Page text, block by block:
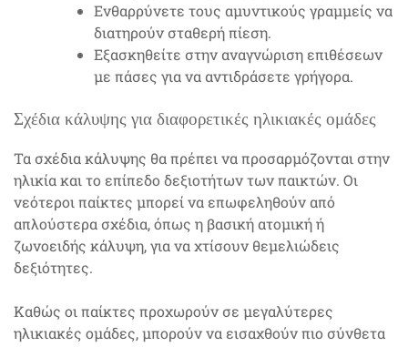
Ενθαρρύνετε τους αμυντικούς γραμμείς να
διατηρούν σταθερή πίεση.
Εξασκηθείτε στην αναγνώριση επιθέσεων
με πάσες για να αντιδράσετε γρήγορα.
Σχέδια κάλυψης για διαφορετικές ηλικιακές ομάδες
Τα σχέδια κάλυψης θα πρέπει να προσαρμόζονται στην
ηλικία και το επίπεδο δεξιοτήτων των παικτών. Οι
νεότεροι παίκτες μπορεί να επωφεληθούν από
απλούστερα σχέδια, όπως η βασική ατομική ή
ζωνοειδής κάλυψη, για να χτίσουν θεμελιώδεις
δεξιότητες.
Καθώς οι παίκτες προχωρούν σε μεγαλύτερες
ηλικιακές ομάδες, μπορούν να εισαχθούν πιο σύνθετα